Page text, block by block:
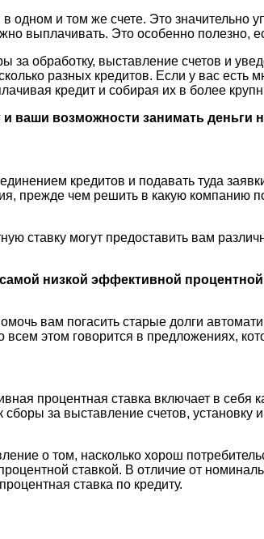
и том же счете. Это значительно
выплачивать. Это особенно полезно,
за обработку, выставление счетов и
разных кредитов. Если у вас есть
кредит и собирая их в более
ваши возможности занимать деньги
кредитов и подавать туда
прежде чем решить в какую компанию
ставку могут предоставить вам
самой низкой эффективной процентной
вам погасить старые долги
этом говорится в предложениях,
процентная ставка включает в себя
за выставление счетов,
о том, насколько хорош
ставкой. В отличие от
ставка по кредиту.